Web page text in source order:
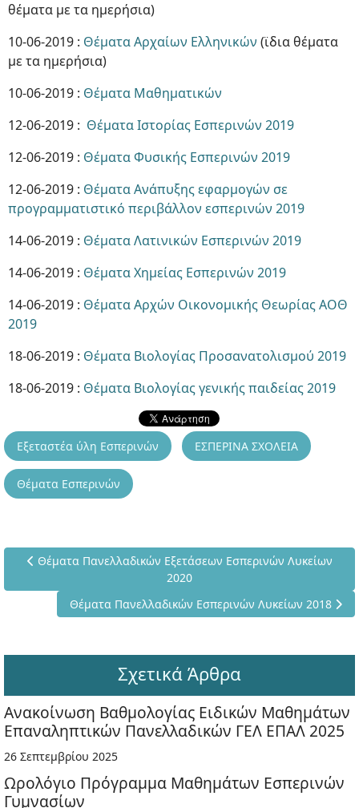
θέματα με τα ημερήσια)
10-06-2019 : Θέματα Αρχαίων Ελληνικών (ϊδια θέματα
με τα ημερήσια)
10-06-2019 : Θέματα Μαθηματικών
12-06-2019 : Θέματα Ιστορίας Εσπερινών 2019
12-06-2019 : Θέματα Φυσικής Εσπερινών 2019
12-06-2019 : Θέματα Ανάπυξης εφαρμογών σε
προγραμματιστικό περιβάλλον εσπερινών 2019
14-06-2019 : Θέματα Λατινικών Εσπερινών 2019
14-06-2019 : Θέματα Χημείας Εσπερινών 2019
14-06-2019 : Θέματα Αρχών Οικονομικής Θεωρίας ΑΟΘ
2019
18-06-2019 : Θέματα Βιολογίας Προσανατολισμού 2019
18-06-2019 : Θέματα Βιολογίας γενικής παιδείας 2019
Εξεταστέα ύλη Εσπερινών ΕΣΠΕΡΙΝΑ ΣΧΟΛΕΙΑ
Θέματα Εσπερινών
Προηγούμενο άρθρο: Θέματα Πανελλαδικών Εξετάσεων
Θέματα Πανελλαδικών Εξετάσεων Εσπερινών Λυκείων
2020
Επόμενο άρθρο: Θέματα Πανελλαδικών Εσπερινών
Θέματα Πανελλαδικών Εσπερινών Λυκείων 2018
Σχετικά Άρθρα
Ανακοίνωση Βαθμολογίας Ειδικών Μαθημάτων
Επαναληπτικών Πανελλαδικών ΓΕΛ ΕΠΑΛ 2025
26 Σεπτεμβρίου 2025
Ωρολόγιο Πρόγραμμα Μαθημάτων Εσπερινών
Γυμνασίων